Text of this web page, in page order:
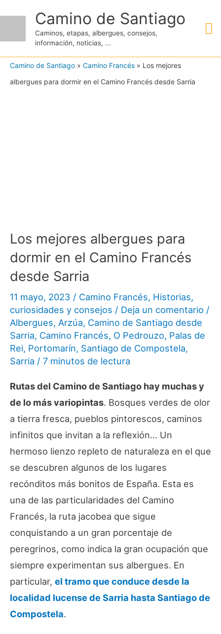
contenido
Camino de Santiago
Caminos, etapas, albergues, consejos,
información, noticias, ...
Camino de Santiago » Camino Francés » Los mejores
albergues para dormir en el Camino Francés desde Sarria
Los mejores albergues para
dormir en el Camino Francés
desde Sarria
11 mayo, 2023 / Camino Francés, Historias,
curiosidades y consejos / Deja un comentario /
Albergues, Arzúa, Camino de Santiago desde
Sarria, Camino Francés, O Pedrouzo, Palas de
Rei, Portomarín, Santiago de Compostela,
Sarria / 7 minutos de lectura
Rutas del Camino de Santiago hay muchas y
de lo más variopintas. Bosques verdes de olor
a tierra fresca, pueblos pintorescos, caminos
infinitos que invitan a la reflexión… Un
hermoso lienzo repleto de naturaleza en el que
se descubren algunos de los lugares
recónditos más bonitos de España. Esta es
una de las particularidades del Camino
Francés, la ruta jacobea que sigue
conquistando a un gran porcentaje de
peregrinos, como indica la gran ocupación que
siempre experimentan sus albergues. En
particular, el tramo que conduce desde la
localidad lucense de Sarria hasta Santiago de
Compostela.